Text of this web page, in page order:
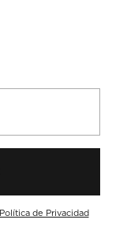
Política de Privacidad